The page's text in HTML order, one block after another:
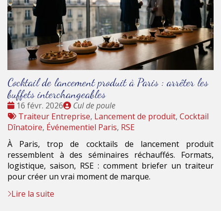
Cocktail de lancement produit à Paris : arrêter les
buffets interchangeables
Date
:
16 févr. 2026
Publié
par
Cul de poule
Tags
:
Traiteur Entreprise, Lancement de produit, Cocktail
Dînatoire, Événementiel Paris, RSE
À Paris, trop de cocktails de lancement produit
ressemblent à des séminaires réchauffés. Formats,
logistique, saison, RSE : comment briefer un traiteur
pour créer un vrai moment de marque.
Lire la suite